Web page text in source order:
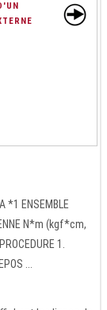
*1 ENSEMBLE
N*m (kgf*cm,
1.
...